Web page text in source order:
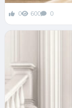
0 600 0